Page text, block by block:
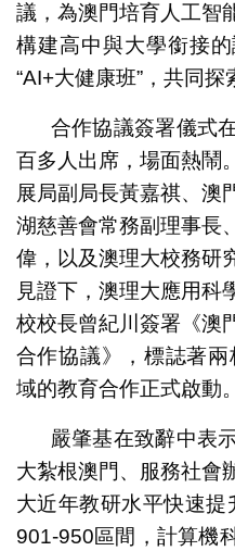
議，為澳門培育人工智
構建高中與大學銜接
“AI+大健康班”，共同探
合作協議簽署儀式
百多人出席，場面熱鬧
展局副局長黃嘉祺、澳
湖慈善會常務副理事長
偉，以及澳理大校務研
見證下，澳理大應用科
校校長曾紀川簽署《澳
合作協議》，標誌著兩
域的教育合作正式啟動。
嚴肇基在致辭中表
大紮根澳門、服務社會
大近年教研水平快速
901-950區間，計算機